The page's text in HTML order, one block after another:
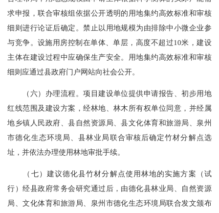
求申报，联合审核组依据公开透明的用地集约高效标准和审核
细则进行论证后确定。禁止以用地规模为由排除中小微企业参
与竞争。设施用房控制在单体、单层，高度不超过10米，建设
主体在建设过程中应确保生产安全。用地集约高效标准和审核
细则应通过县政府门户网站向社会公开。
（六）办理流程。项目建设单位提供申请报告、初步用地
红线范围及建设方案，经林地、林木所有权单位同意，并经属
地乡镇人民政府、县自然资源局、县文化体育和旅游局、泉州
市德化生态环境局、县林业局联合审核后确定竹材分解点选
址，并依法办理使用林地审批手续。
（七）建议德化县竹材分解点使用林地的实施方案（试
行）经县政府常务会研究通过后，由德化县林业局、自然资源
局、文化体育和旅游局、泉州市德化生态环境局联合发文颁布